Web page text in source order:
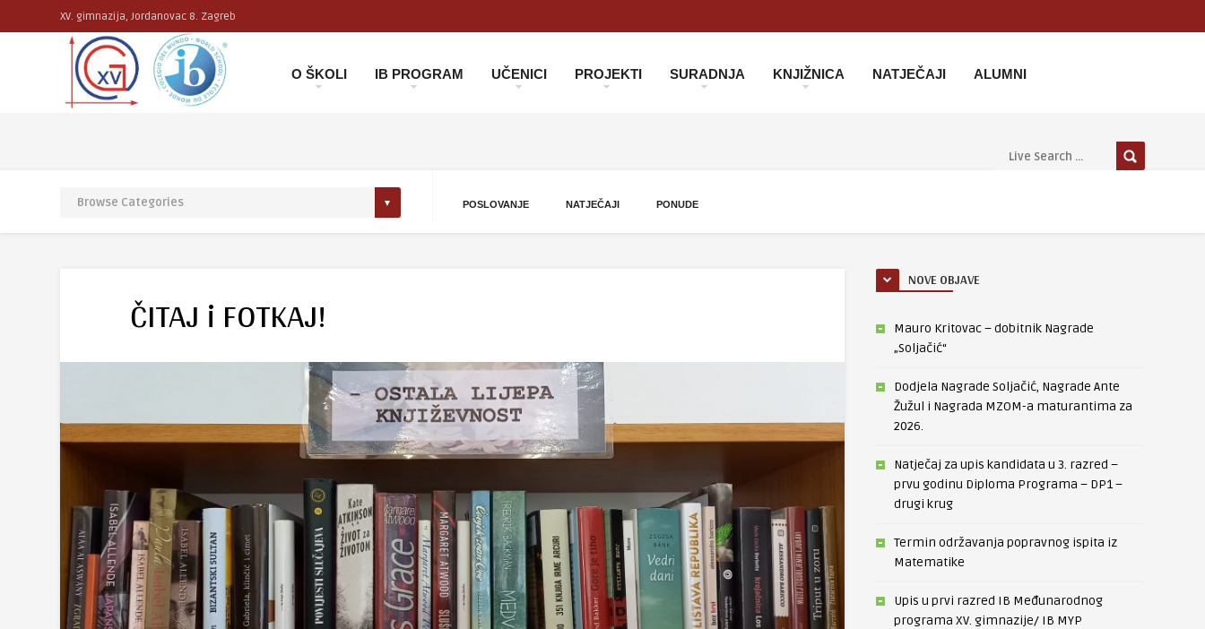
XV. gimnazija, Jordanovac 8. Zagreb
O ŠKOLI IB PROGRAM UČENICI PROJEKTI SURADNJA KNJIŽNICA NATJEČAJI ALUMNI
POSLOVANJE NATJEČAJI PONUDE
ČITAJ i FOTKAJ!
NOVE OBJAVE
Mauro Kritovac – dobitnik Nagrade
„Soljačić“
Dodjela Nagrade Soljačić, Nagrade Ante
Žužul i Nagrada MZOM-a maturantima za
2026.
Natječaj za upis kandidata u 3. razred –
prvu godinu Diploma Programa – DP1 –
drugi krug
Termin održavanja popravnog ispita iz
Matematike
Upis u prvi razred IB Međunarodnog
programa XV. gimnazije/ IB MYP